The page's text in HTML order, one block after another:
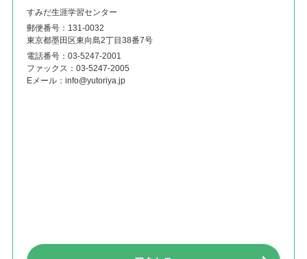
すみだ生涯学習センター
郵便番号：131‐0032
東京都墨田区東向島2丁目38番7号
電話番号： 03-5247-2001
ファックス： 03-5247-2005
Eメール： info@yutoriya.jp